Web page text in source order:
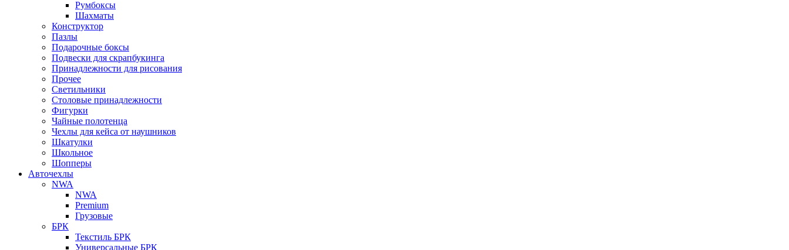
Румбоксы
Шахматы
Конструктор
Пазлы
Подарочные боксы
Подвески для скрапбукинга
Принадлежности для рисования
Прочее
Светильники
Столовые принадлежности
Фигурки
Чайные полотенца
Чехлы для кейса от наушников
Шкатулки
Школьное
Шопперы
Авточехлы
NWA
NWA
Premium
Грузовые
БРК
Текстиль БРК
Универсальные БРК